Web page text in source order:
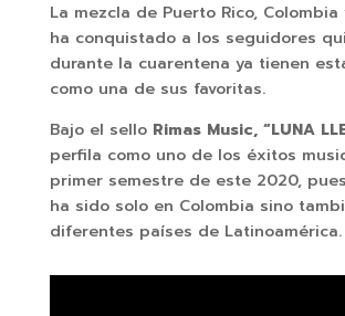
La mezcla de Puerto Rico, Colombia
ha conquistado a los seguidores
durante la cuarentena ya tienen
como una de sus favoritas.
Bajo el sello Rimas Music, “LUNA
perfila como uno de los éxitos
primer semestre de este 2020,
ha sido solo en Colombia sino
diferentes países de Latinoamérica.